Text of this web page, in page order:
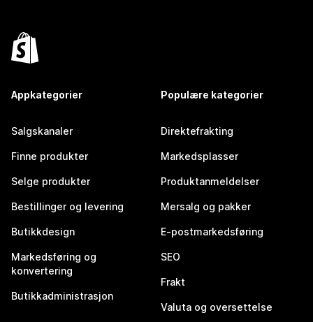
Appkategorier
Salgskanaler
Finne produkter
Selge produkter
Bestillinger og levering
Butikkdesign
Markedsføring og
konvertering
Butikkadministrasjon
Populære kategorier
Direktefrakting
Markedsplasser
Produktanmeldelser
Mersalg og pakker
E-postmarkedsføring
SEO
Frakt
Valuta og oversettelse